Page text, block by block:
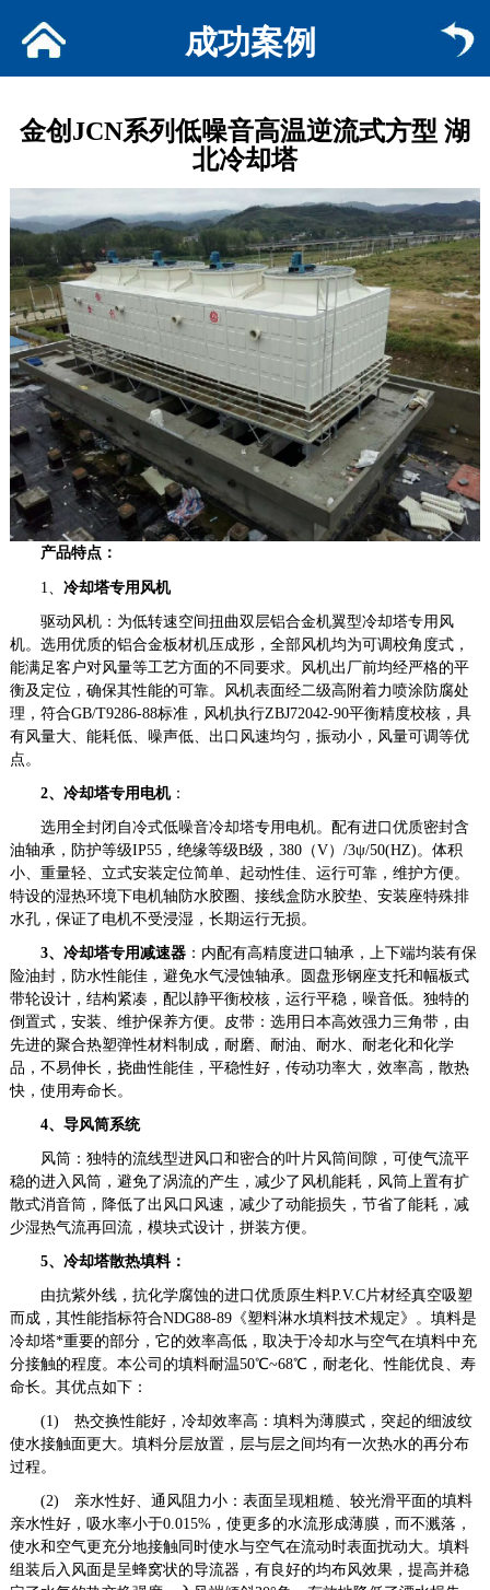
成功案例
金创JCN系列低噪音高温逆流式方型 湖
北冷却塔
产品特点：
1 冷却塔专用风机
驱动风机：为低转速空间扭曲双层铝合金机翼型冷却塔专用风
机。选用优质的铝合金板材机压成形，全部风机均为可调校角度式，
能满足客户对风量等工艺方面的不同要求。风机出厂前均经严格的平
衡及定位，确保其性能的可靠。风机表面经二级高附着力喷涂防腐处
理，符合GB/T9286-88标准，风机执行ZBJ72042-90平衡精度校核，具
有风量大、能耗低、噪声低、出口风速均匀，振动小，风量可调等优
点。
2、冷却塔专用 电机：
选用全封闭自冷式低噪音冷却塔专用电机。配有进口优质密封含
油轴承，防护等级IP55，绝缘等级B级， 380（V） /3ψ/50(HZ) 。体积
小、重量轻、立式安装定位简单、起动性佳、运行可靠，维护方便。
特设的湿热环境下电机轴防水胶圈、接线盒防水胶垫、安装座特殊排
水孔，保证了电机不受浸湿，长期运行无损。
3、冷却塔专用减速器：内配有高精度进口轴承，上下端均装有保
险油封，防水性能佳，避免水气浸蚀轴承。圆盘形钢座支托和幅板式
带轮设计，结构紧凑，配以静平衡校核，运行平稳，噪音低。独特的
倒置式，安装、维护保养方便。
皮带：选用日本高效强力三角带，由
先进的聚合热塑弹性材料制成，耐磨、耐油、耐水、耐老化和化学
品，不易伸长，挠曲性能佳，平稳性好，传动功率大，效率高，散热
快，使用寿命长。
4、 导风筒系统
风筒：独特的流线型进风口和密合的叶片风筒间隙，可使气流平
稳的进入风筒，避免了涡流的产生，减少了风机能耗，风筒上置有扩
散式消音筒，降低了出风口风速，减少了动能损失，节省了能耗，减
少湿热气流再回流，模块式设计，拼装方便。
5、冷却塔散热填料：
由抗紫外线，抗化学腐蚀的进口优质原生料P.V.C片材经真空吸塑
而成，其性能指标符合NDG88-89《塑料淋水填料技术规定》。填料是
冷却塔*重要的部分，它的效率高低，取决于冷却水与空气在填料中充
分接触的程度。本公司的填料耐温50℃~68℃，耐老化、性能优良、寿
命长。其优点如下：
(1) 热交换性能好，冷却效率高： 填料为薄膜式，突起的细波纹
使水接触面更大。填料分层放置，层与层之间均有一次热水的再分布
过程。
(2) 亲水性好、通风阻力小： 表面呈现粗糙、较光滑平面的填料
亲水性好，吸水率小于0.015%，使更多的水流形成薄膜，而不溅落，
使水和空气更充分地接触同时使水与空气在流动时表面扰动大。填料
组装后入风面是呈蜂窝状的导流器，有良好的均布风效果，提高并稳